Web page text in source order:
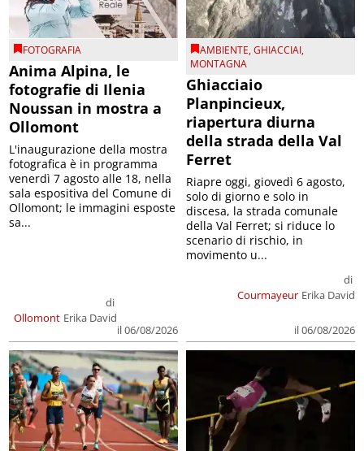
FOTOGRAFIA
Anima Alpina, le
fotografie di Ilenia
Noussan in mostra a
Ollomont
Ollomont
di
Erika David
il 06/08/2026
L'inaugurazione della mostra
fotografica è in programma
venerdì 7 agosto alle 18, nella
sala espositiva del Comune di
Ollomont; le immagini esposte
sa...
AMBIENTE,GHIACCIAI,
MONTAGNA
Ghiacciaio
Planpincieux,
riapertura diurna
della strada della Val
Ferret
Courmayeur
di
Erika David
il 06/08/2026
Riapre oggi, giovedì 6 agosto,
solo di giorno e solo in
discesa, la strada comunale
della Val Ferret; si riduce lo
scenario di rischio, in
movimento u...